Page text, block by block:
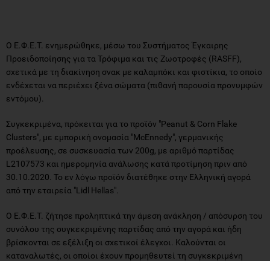
Ο Ε.Φ.Ε.Τ. ενημερώθηκε, μέσω του Συστήματος Έγκαιρης
Προειδοποίησης για τα Τρόφιμα και τις Ζωοτροφές (RASFF),
σχετικά με τη διακίνηση σνακ με καλαμπόκι και φιστίκια, το οποίο
ενδέχεται να περιέχει ξένα σώματα (πιθανή παρουσία προνυμφών
εντόμου).
Συγκεκριμένα, πρόκειται για το προϊόν "Peanut & Corn Flake
Clusters", με εμπορική ονομασία "McEnnedy", γερμανικής
προέλευσης, σε συσκευασία των 200g, με αριθμό παρτίδας
L2107573 και ημερομηνία ανάλωσης κατά προτίμηση πριν από
30.10.2020. Το εν λόγω προϊόν διατέθηκε στην Ελληνική αγορά
από την εταιρεία "Lidl Hellas".
Ο Ε.Φ.Ε.Τ. ζήτησε προληπτικά την άμεση ανάκληση / απόσυρση του
συνόλου της συγκεκριμένης παρτίδας από την αγορά και ήδη
βρίσκονται σε εξέλιξη οι σχετικοί έλεγχοι. Καλούνται οι
καταναλωτές, οι οποίοι έχουν προμηθευτεί τη συγκεκριμένη